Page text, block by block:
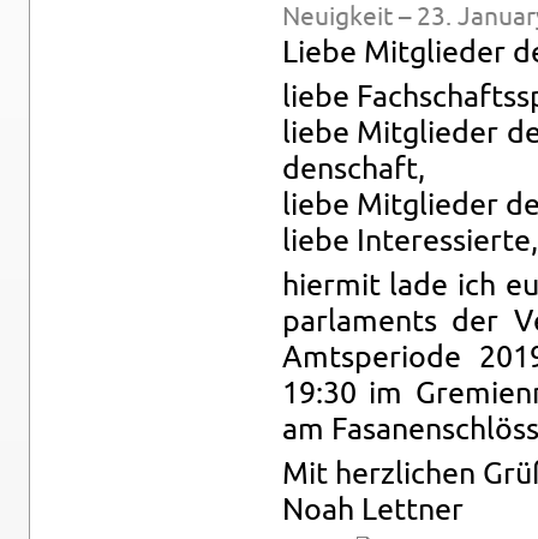
Neuigkeit – 23.
Liebe Mit­glieder
liebe
liebe Mit­glieder
den­schaft,
liebe Mit­glieder
liebe In­ter­essierte,
hi­er­mit lade ich
par­la­ments der
Amtspe­ri­ode
19:30 im
am
Mit her­zlichen
Noah Let­tner